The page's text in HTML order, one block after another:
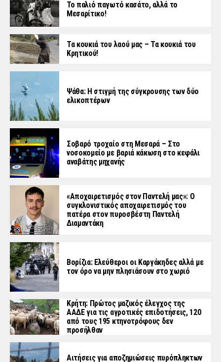
Το παλιό παγωτό κασάτο, αλλά το
Μεσαρίτικο!
Τα κουκιά του λαού μας – Τα κουκιά του
Κρητικού!
Ψάθα: Η στιγμή της σύγκρουσης των δύο
ελικοπτέρων
Σοβαρό τροχαίο στη Μεσαρά – Στο
νοσοκομείο με βαριά κάκωση στο κεφάλι
αναβάτης μηχανής
«Aποχαιρετισμός στον Παντελή μας»: Ο
συγκλονιστικός αποχαιρετισμός του
πατέρα στον πυροσβέστη Παντελή
Διαμαντάκη
Βορίζια: Ελεύθεροι οι Καργάκηδες αλλά με
τον όρο να μην πλησιάσουν στο χωριό
Κρήτη: Πρώτος μαζικός έλεγχος της
ΑΑΔΕ για τις αγροτικές επιδοτήσεις, 120
από τους 195 κτηνοτρόφους δεν
προσήλθαν
Αιτήσεις για αποζημιώσεις πυρόπληκτων